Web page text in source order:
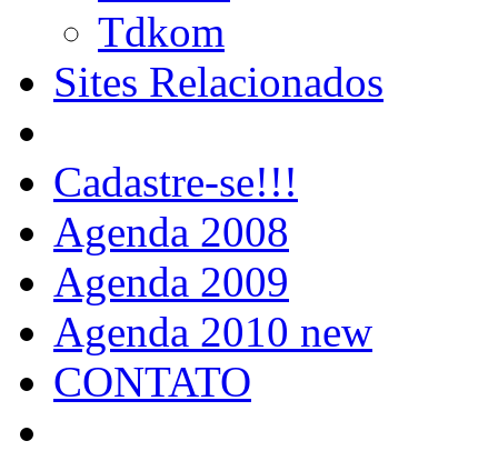
Tdkom
Sites Relacionados
Cadastre-se!!!
Agenda 2008
Agenda 2009
Agenda 2010 new
CONTATO